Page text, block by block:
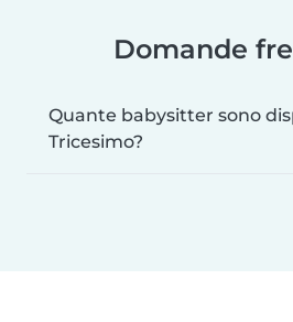
Domande
Quante babysitter sono
Tricesimo?